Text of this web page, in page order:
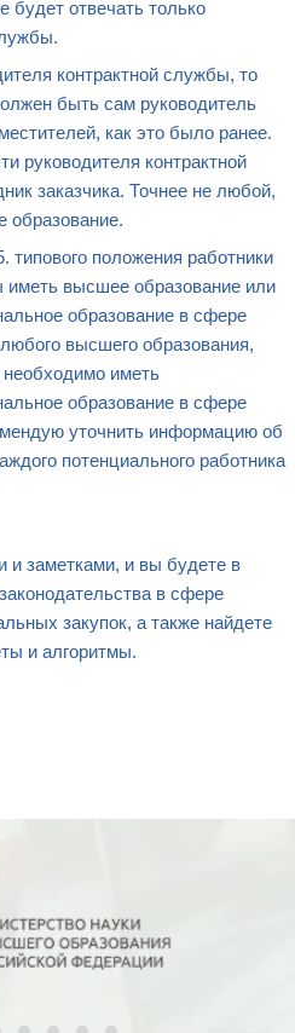
будет отвечать только
контрактной службы, то
быть сам руководитель
как это было ранее.
руководителя контрактной
заказчика. Точнее не любой,
образование.
типового положения работники
высшее образование или
образование в сфере
высшего образования,
необходимо иметь
образование в сфере
уточнить информацию об
потенциального работника
и заметками, и вы будете в
в сфере
закупок, а также найдете
и алгоритмы.